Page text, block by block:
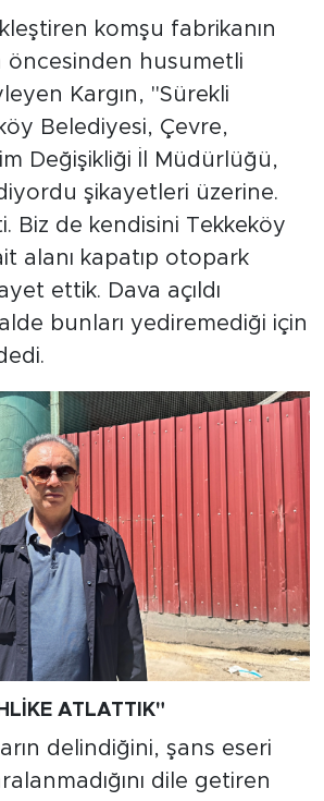
komşu fabrikanın
öncesinden husumetli
Kargın, "Sürekli
Belediyesi, Çevre,
Değişikliği İl Müdürlüğü,
şikayetleri üzerine.
Biz de kendisini Tekkeköy
alanı kapatıp otopark
ettik. Dava açıldı
bunları yediremediği için
ATLATTIK"
delindiğini, şans eseri
dile getiren